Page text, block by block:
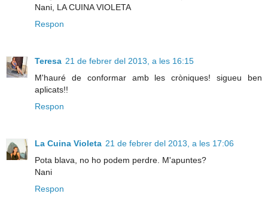
Nani, LA CUINA VIOLETA
Respon
Teresa 21 de febrer del 2013, a les 16:15
M'hauré de conformar amb les cròniques! sigueu ben
aplicats!!
Respon
La Cuina Violeta 21 de febrer del 2013, a les 17:06
Pota blava, no ho podem perdre. M'apuntes?
Nani
Respon